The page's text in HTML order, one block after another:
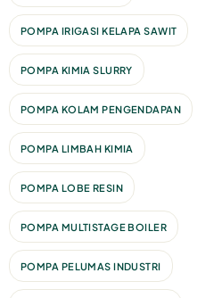
POMPA IRIGASI KELAPA SAWIT
POMPA KIMIA SLURRY
POMPA KOLAM PENGENDAPAN
POMPA LIMBAH KIMIA
POMPA LOBE RESIN
POMPA MULTISTAGE BOILER
POMPA PELUMAS INDUSTRI